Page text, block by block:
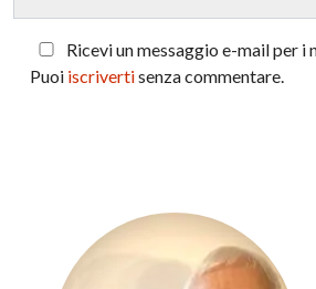
Ricevi un messaggio e-mail per i
Puoi iscrivertisenza commentare.